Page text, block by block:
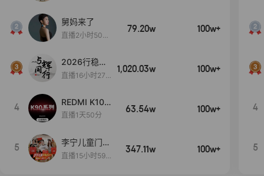
舅妈来了
直播2小时50分
79.20w 100w+
2026行稳致
远
直播16小时27
1,020.03w 100w+
4
REDMI K100
Pro系列新品
启！
直播1天50分
63.54w 100w+
5
李宁儿童门店
爆款赤兔8pr
直播15小时59
347.11w 100w+
4
5